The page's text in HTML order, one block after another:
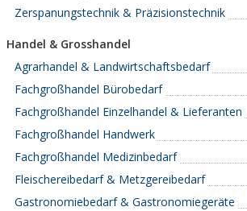
Zerspanungstechnik & Präzisionstechnik
Handel & Grosshandel
Agrarhandel & Landwirtschaftsbedarf
Fachgroßhandel Bürobedarf
Fachgroßhandel Einzelhandel & Lieferanten
Fachgroßhandel Handwerk
Fachgroßhandel Medizinbedarf
Fleischereibedarf & Metzgereibedarf
Gastronomiebedarf & Gastronomiegeräte